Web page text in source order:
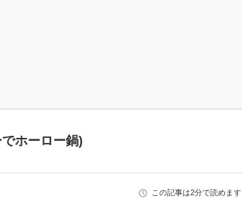
ホーロー鍋)
この記事は2分で読めます